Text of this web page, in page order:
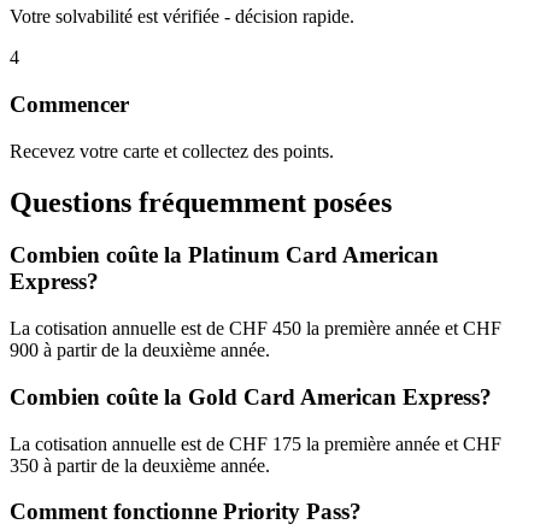
Votre solvabilité est vérifiée - décision rapide.
4
Commencer
Recevez votre carte et collectez des points.
Questions fréquemment posées
Combien coûte la Platinum Card American
Express?
La cotisation annuelle est de CHF 450 la première année et CHF
900 à partir de la deuxième année.
Combien coûte la Gold Card American Express?
La cotisation annuelle est de CHF 175 la première année et CHF
350 à partir de la deuxième année.
Comment fonctionne Priority Pass?